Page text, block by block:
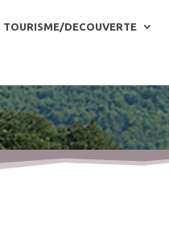
TOURISME/DECOUVERTE